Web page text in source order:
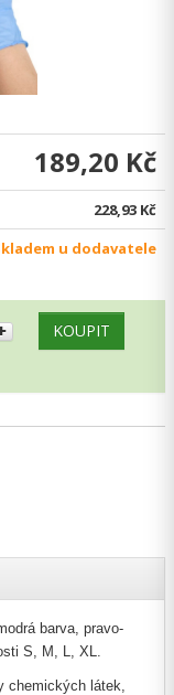
189,20 Kč
228,93 Kč
u dodavatele
barva, pravo-
S, M, L, XL.
chemických látek,